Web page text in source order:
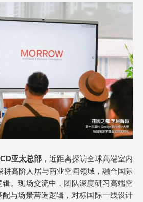
亚太总部 ，近距离探访全球高端室内
耕高阶人居与商业空间领域，融合国际
。现场交流中，团队深度研习高端空
与场景营造逻辑，对标国际一线设计